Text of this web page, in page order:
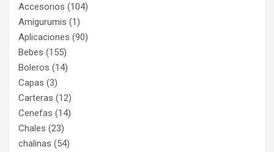
Accesorios (104)
Amigurumis (1)
Aplicaciones (90)
Bebes (155)
Boleros (14)
Capas (3)
Carteras (12)
Cenefas (14)
Chales (23)
chalinas (54)